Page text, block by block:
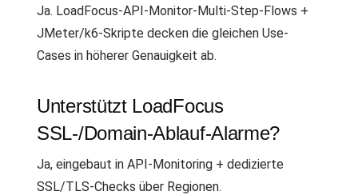
Ja. LoadFocus-API-Monitor-Multi-Step-Flows +
JMeter/k6-Skripte decken die gleichen Use-
Cases in höherer Genauigkeit ab.
Unterstützt LoadFocus
SSL-/Domain-Ablauf-Alarme?
Ja, eingebaut in API-Monitoring + dedizierte
SSL/TLS-Checks über Regionen.